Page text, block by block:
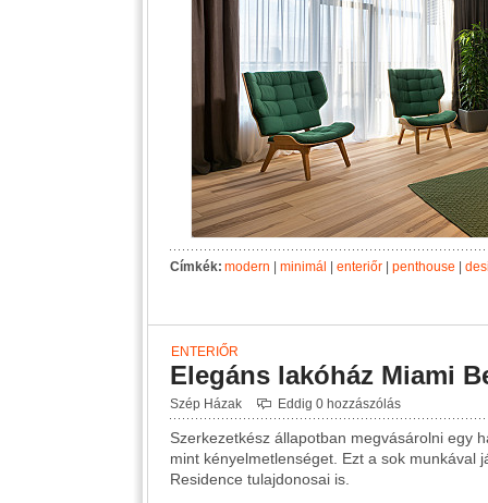
Címkék:modern minimál enteriőr penthouse
ENTERIŐR
Elegáns lakóház Miami
Szép Házak Eddig 0 hozzászólás
Szerkezetkész állapotban megvásárolni egy
mint kényelmetlenséget. Ezt a sok munkával
Residence tulajdonosai is.